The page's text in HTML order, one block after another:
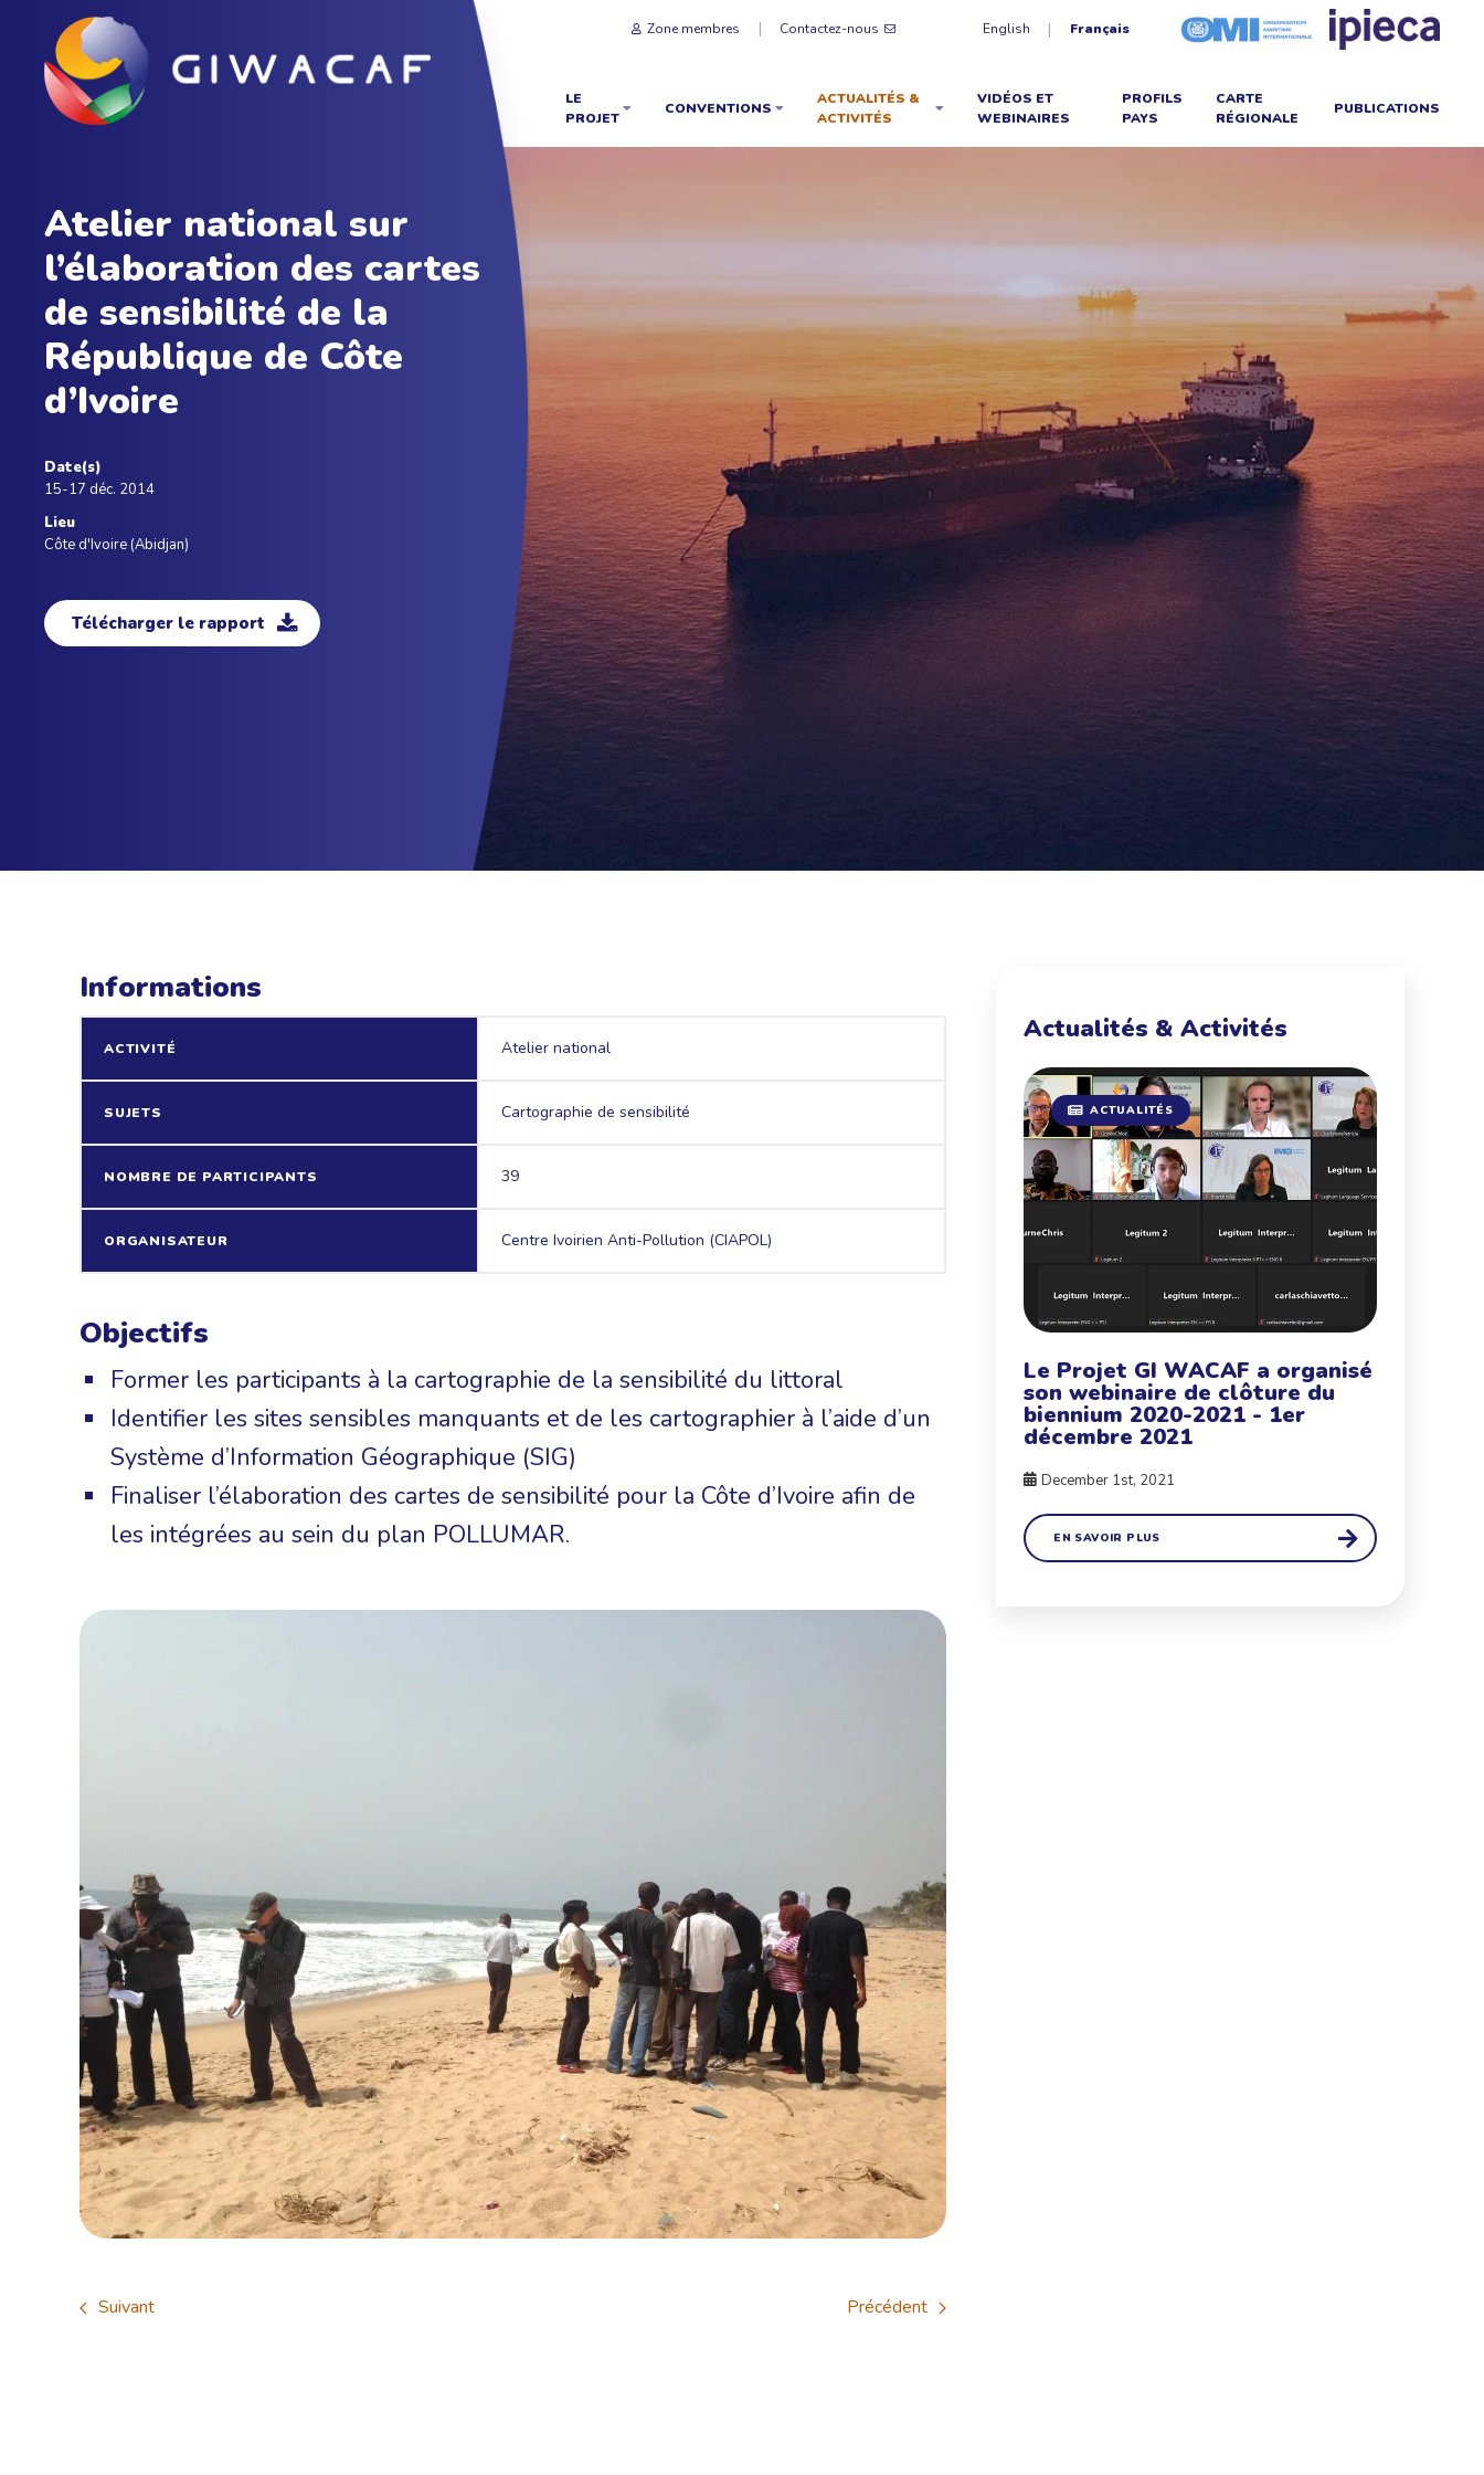
Zone membres Contactez-nous English Français
LE
PROJET
CONVENTIONS
ACTUALITÉS &
ACTIVITÉS
VIDÉOS ET
WEBINAIRES
PROFILS
PAYS
CARTE
RÉGIONALE
PUBLICATIONS
Atelier national sur
l’élaboration des cartes
de sensibilité de la
République de Côte
d’Ivoire
Date(s)
15-17 déc. 2014
Lieu
Côte d'Ivoire (Abidjan)
Télécharger le rapport
Informations
ACTIVITÉ Atelier national
SUJETS Cartographie de sensibilité
NOMBRE DE PARTICIPANTS 39
ORGANISATEUR Centre Ivoirien Anti-Pollution (CIAPOL)
Objectifs
Former les participants à la cartographie de la sensibilité du littoral
Identifier les sites sensibles manquants et de les cartographier à l’aide d’un
Système d’Information Géographique (SIG)
Finaliser l’élaboration des cartes de sensibilité pour la Côte d’Ivoire afin de
les intégrées au sein du plan POLLUMAR.
Suivant Précédent
Actualités & Activités
ACTUALITÉS
Le Projet GI WACAF a organisé
son webinaire de clôture du
biennium 2020-2021 - 1er
décembre 2021
December 1st, 2021
EN SAVOIR PLUS